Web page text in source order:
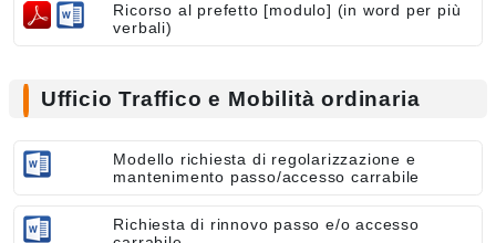
Ricorso al prefetto [modulo] (in word per più
verbali)
Ufficio Traffico e Mobilità ordinaria
Modello richiesta di regolarizzazione e
mantenimento passo/accesso carrabile
Richiesta di rinnovo passo e/o accesso